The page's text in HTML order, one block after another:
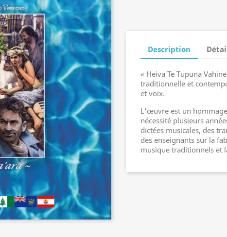
Description
« Heiva Te Tupuna
traditionnelle et
et voix.
L'œuvre est un
nécessité plusieurs
dictées musicales, des
des enseignants sur la
musique traditionnels et